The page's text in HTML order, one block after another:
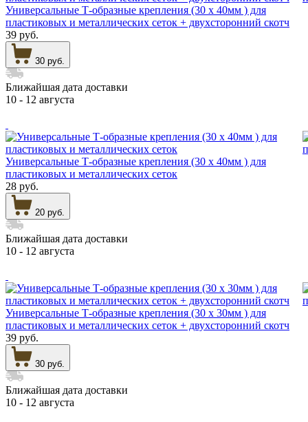
Универсальные Т-образные крепления (30 х 40мм ) для
пластиковых и металлических сеток + двухсторонний скотч
39 руб.
30 руб.
Ближайшая дата доставки
10 - 12 августа
Универсальные Т-образные крепления (30 х 40мм ) для
пластиковых и металлических сеток
28 руб.
20 руб.
Ближайшая дата доставки
10 - 12 августа
Универсальные Т-образные крепления (30 х 30мм ) для
пластиковых и металлических сеток + двухсторонний скотч
39 руб.
30 руб.
Ближайшая дата доставки
10 - 12 августа